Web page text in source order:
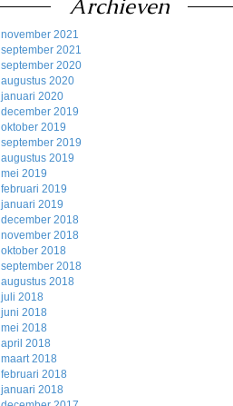
Archieven
november 2021
september 2021
september 2020
augustus 2020
januari 2020
december 2019
oktober 2019
september 2019
augustus 2019
mei 2019
februari 2019
januari 2019
december 2018
november 2018
oktober 2018
september 2018
augustus 2018
juli 2018
juni 2018
mei 2018
april 2018
maart 2018
februari 2018
januari 2018